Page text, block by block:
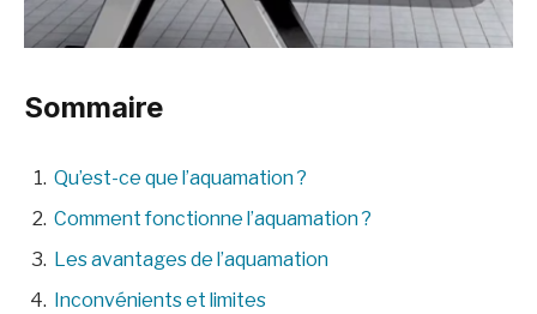
Sommaire
Qu’est-ce que l’aquamation ?
Comment fonctionne l’aquamation ?
Les avantages de l’aquamation
Inconvénients et limites